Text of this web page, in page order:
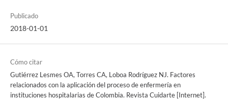
Publicado
2018-01-01
Cómo citar
Gutiérrez Lesmes OA, Torres CA, Loboa Rodríguez NJ. Factores
relacionados con la aplicación del proceso de enfermería en
instituciones hospitalarias de Colombia. Revista Cuidarte [Internet].